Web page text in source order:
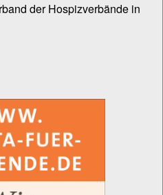
der Hospiz­verbände in